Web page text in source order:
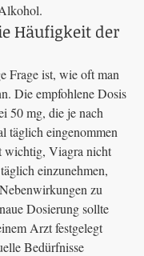
Häufigkeit der
Frage ist, wie oft man
Die empfohlene Dosis
50 mg, die je nach
täglich eingenommen
wichtig, Viagra nicht
einzunehmen,
zu
Dosierung sollte
Arzt festgelegt
Bedürfnisse